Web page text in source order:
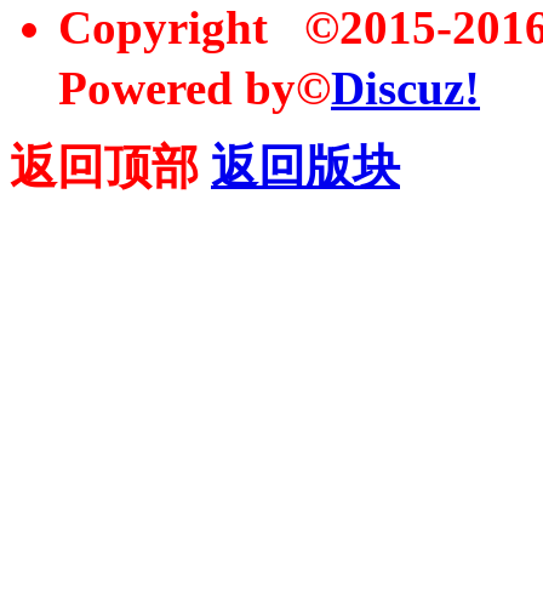
Copyright ©2015-
Powered by©Discuz!
返回顶部 返回版块